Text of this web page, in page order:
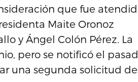
que fue
Maite Oronoz
y Ángel Colón Pérez. La
pero se notificó el
una segunda solicitud de